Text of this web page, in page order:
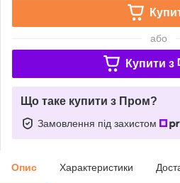
або
Купити з
Що таке купити з Пром?
Замовлення під захистом
Опис Характеристики